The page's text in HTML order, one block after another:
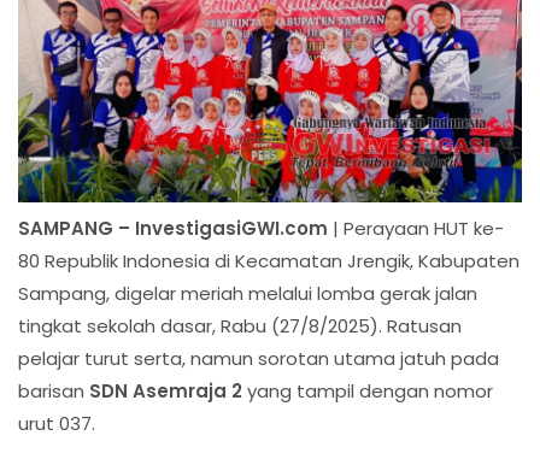
SAMPANG – InvestigasiGWI.com | Perayaan HUT ke-
80 Republik Indonesia di Kecamatan Jrengik, Kabupaten
Sampang, digelar meriah melalui lomba gerak jalan
tingkat sekolah dasar, Rabu (27/8/2025). Ratusan
pelajar turut serta, namun sorotan utama jatuh pada
barisan SDN Asemraja 2yang tampil dengan nomor
urut 037.